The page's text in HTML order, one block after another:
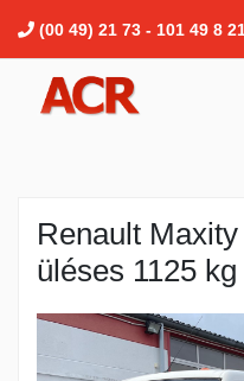
(00 49) 21 73 - 101 49 8
Renault
üléses 1125